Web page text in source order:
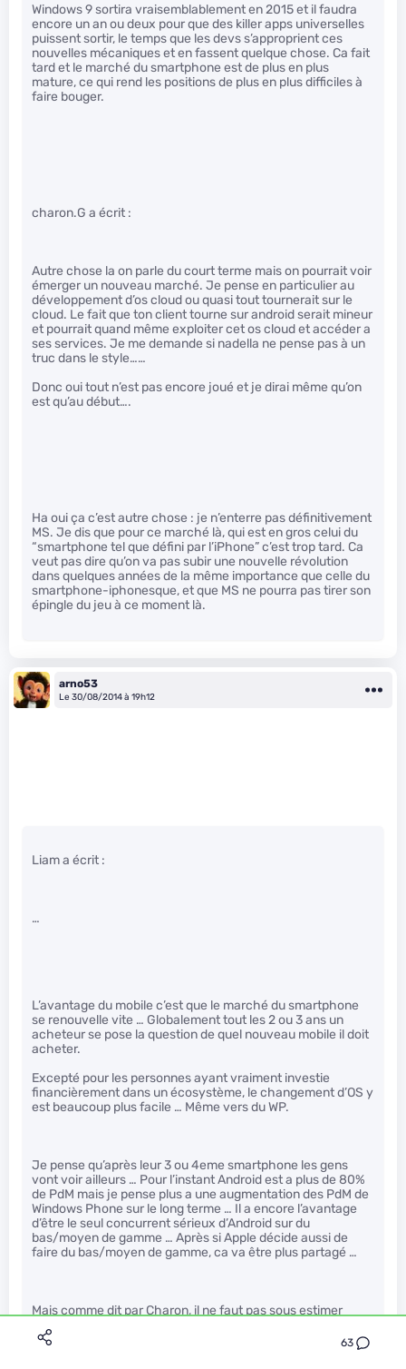
63
Windows 9 sortira vraisemblablement en 2015 et il faudra
encore un an ou deux pour que des killer apps universelles
puissent sortir, le temps que les devs s’approprient ces
nouvelles mécaniques et en fassent quelque chose. Ca fait
tard et le marché du smartphone est de plus en plus
mature, ce qui rend les positions de plus en plus difficiles à
faire bouger.
charon.G a écrit :
Autre chose la on parle du court terme mais on pourrait voir
émerger un nouveau marché. Je pense en particulier au
développement d’os cloud ou quasi tout tournerait sur le
cloud. Le fait que ton client tourne sur android serait mineur
et pourrait quand même exploiter cet os cloud et accéder a
ses services. Je me demande si nadella ne pense pas à un
truc dans le style……
Donc oui tout n’est pas encore joué et je dirai même qu’on
est qu’au début….
Ha oui ça c’est autre chose : je n’enterre pas définitivement
MS. Je dis que pour ce marché là, qui est en gros celui du
“smartphone tel que défini par l’iPhone” c’est trop tard. Ca
veut pas dire qu’on va pas subir une nouvelle révolution
dans quelques années de la même importance que celle du
smartphone-iphonesque, et que MS ne pourra pas tirer son
épingle du jeu à ce moment là.
arno53
Le 30/08/2014 à 19h12
Liam a écrit :
…
L’avantage du mobile c’est que le marché du smartphone
se renouvelle vite … Globalement tout les 2 ou 3 ans un
acheteur se pose la question de quel nouveau mobile il doit
acheter.
Excepté pour les personnes ayant vraiment investie
financièrement dans un écosystème, le changement d’OS y
est beaucoup plus facile … Même vers du WP.
Je pense qu’après leur 3 ou 4eme smartphone les gens
vont voir ailleurs … Pour l’instant Android est a plus de 80%
de PdM mais je pense plus a une augmentation des PdM de
Windows Phone sur le long terme … Il a encore l’avantage
d’être le seul concurrent sérieux d’Android sur du
bas/moyen de gamme … Après si Apple décide aussi de
faire du bas/moyen de gamme, ca va être plus partagé …
Mais comme dit par Charon, il ne faut pas sous estimer
choses sympa (l’appel depuis le PC via l’iPhone) mais ca